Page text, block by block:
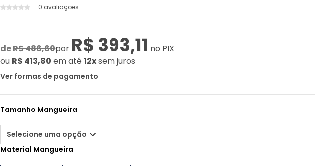
0 avaliações
deR$ 486,60por R$ 393,11 no PIX
ou R$ 413,80 em até 12xsem juros
Ver formas de pagamento
Tamanho Mangueira
Material Mangueira